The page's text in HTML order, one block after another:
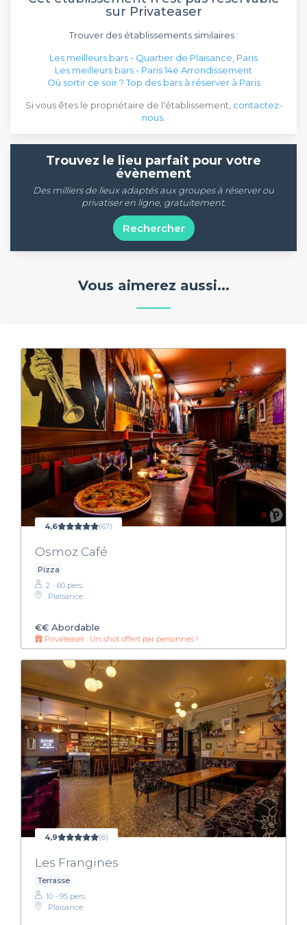
sur Privateaser
Trouver des établissements similaires :
Les meilleurs bars - Quartier de Plaisance, Paris
Les meilleurs bars - Paris 14e Arrondissement
Où sortir ce soir ? Top des bars à réserver à Paris
Si vous êtes le propriétaire de l'établissement, contactez-
nous
Trouvez le lieu parfait pour votre
évènement
Des milliers de lieux adaptés aux groupes à réserver ou
privatiser en ligne, gratuitement.
Rechercher
Vous aimerez aussi...
4,6 (67)
Osmoz Café
Pizza
2 - 60 pers.
Plaisance
€€ Abordable
Privateaser : Un shot offert par personnes !
4,9 (6)
Les Frangines
Terrasse
10 - 95 pers.
Plaisance